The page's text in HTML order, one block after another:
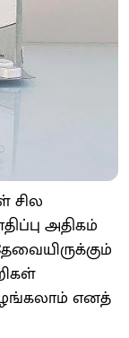
சில
அதிகம்
எனத்